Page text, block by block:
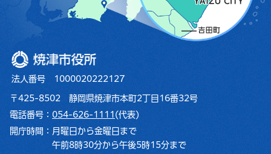
焼津市役所
法人番号 1000020222127
〒425-8502 静岡県焼津市本町2丁目16番32号
電話番号： 054-626-1111 (代表)
開庁時間： 月曜日から金曜日まで
午前8時30分から午後5時15分まで